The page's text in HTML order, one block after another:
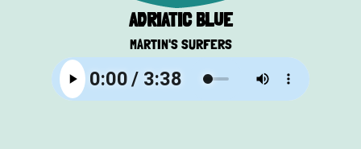
ADRIATIC BLUE
MARTIN'S SURFERS